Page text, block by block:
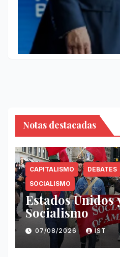
Notas destacadas
CAPITALISMO DEBATES
SOCIALISMO
Estados Unidos
Socialismo
07/08/2026 IST